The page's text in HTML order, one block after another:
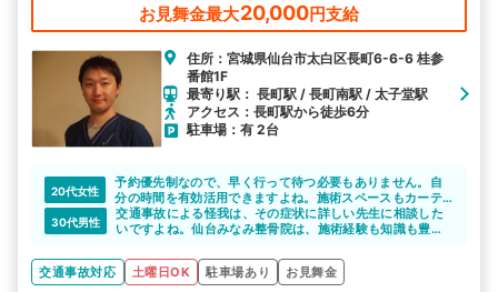
お見舞金最大20,000円支給
住所：宮城県仙台市太白区長町6-6-6 桂参
番館1F
最寄り駅： 長町駅 / 長町南駅 / 太子堂駅
アクセス：長町駅から徒歩6分
駐車場：有 2台
20代女性
予約優先制なので、早く行って待つ必要もありません。自
分の時間を有効活用できますよね。施術スペースもカーテ
ンで仕切られているので施術中も安心です。
30代男性
交通事故による怪我は、その症状に詳しい先生に相談した
いですよね。仙台みなみ整骨院は、施術経験も知識も豊富
保険の手続きについても丁寧に説明してくれるので頼りに
なりますね。
交通事故対応 土曜日OK 駐車場あり お見舞金